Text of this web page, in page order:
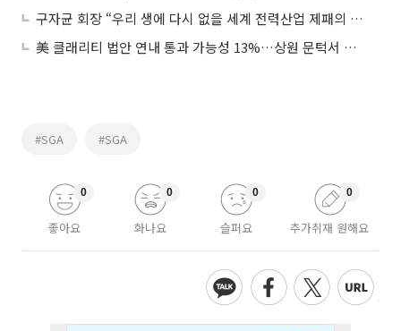
구자균 회장 “우리 생에 다시 없을 세계 전력산업 제패의 기회 왔다”
美 클래리티 법안 연내 통과 가능성 13%…상원 문턱서 제동
#SGA #SGA
좋아요
0
화나요
0
슬퍼요
0
추가취재 원해요
0